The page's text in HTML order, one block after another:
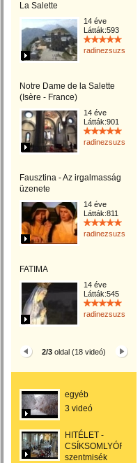
La Salette
14 éve
Látták:593
radinezsuzsa
Notre Dame de la Salette
(Isère - France)
14 éve
Látták:901
radinezsuzsa
Fausztina - Az irgalmasság
üzenete
14 éve
Látták:811
radinezsuzsa
FATIMA
14 éve
Látták:545
radinezsuzsa
2/3 oldal (18 videó)
egyéb
3 videó
HITÉLET -
CSÍKSOMLYÓRÓL
szentmisék